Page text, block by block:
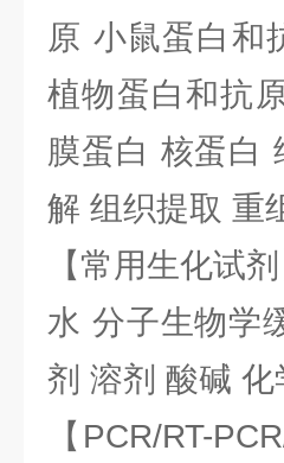
原 小鼠蛋白和
植物蛋白和抗
膜蛋白 核蛋白
解 组织提取 重
【常用生化试
水 分子生物学
剂 溶剂 酸碱
【PCR/RT-